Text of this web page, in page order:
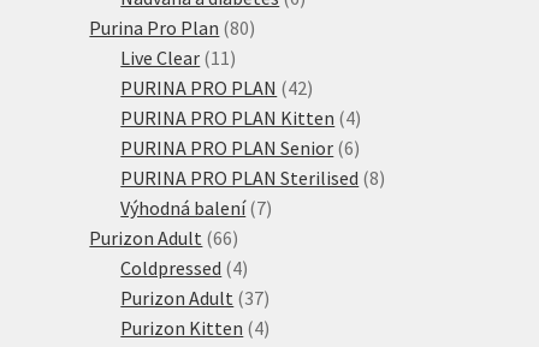
Purina Pro Plan 8080
Live Clear 11 11
produktů
PURINA PRO PLAN 4242
produktů
PURINA PRO PLAN Kitten 44
produkty
PURINA PRO PLAN Senior 66
produktů
PURINA PRO PLAN Sterilised 88
Výhodná balení 77
Purizon Adult 6666
produktů
Coldpressed 44
produkty
Purizon Adult 3737
produktů
Purizon Kitten 44